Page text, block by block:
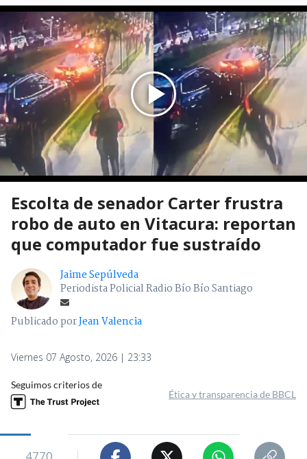
Escolta de senador Carter frustra
robo de auto en Vitacura: reportan
que computador fue sustraído
Jaime Sepúlveda
Periodista Policial Radio Bío Bío Santiago
Publicado porJean Valencia
Viernes 07 Agosto, 2026 | 23:33
Seguimos criterios de
Ética y transparencia de BBCL